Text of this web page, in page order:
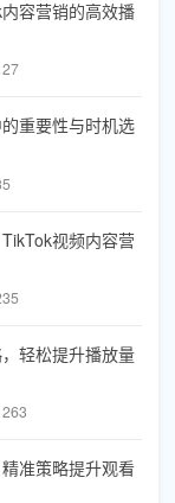
容营销的高效播
重要性与时机选
视频内容营
轻松提升播放量
263
准策略提升观看